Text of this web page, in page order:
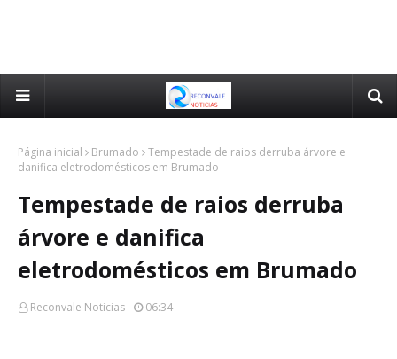
Página inicial Brumado
Tempestade de raios derruba árvore e
danifica eletrodomésticos em Brumado
Tempestade de raios derruba
árvore e danifica
eletrodomésticos em Brumado
Reconvale Noticias 06:34